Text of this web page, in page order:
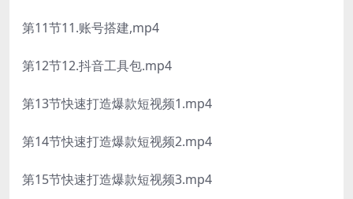
第11节11.账号搭建,mp4
第12节12.抖音工具包.mp4
第13节快速打造爆款短视频1.mp4
第14节快速打造爆款短视频2.mp4
第15节快速打造爆款短视频3.mp4